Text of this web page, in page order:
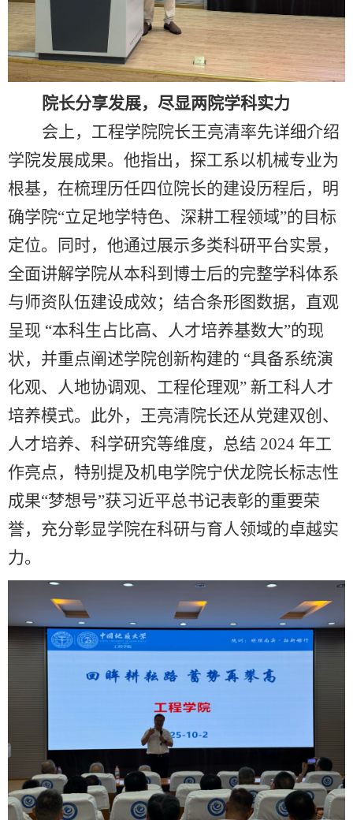
院长分享发展，尽显两院学科实力
会上，工程学院院长王亮清率先详细介绍
学院发展成果。他指出，探工系以机械专业为
根基，在梳理历任四位院长的建设历程后，明
确学院“立足地学特色、深耕工程领域”的目标
定位。同时，他通过展示多类科研平台实景，
全面讲解学院从本科到博士后的完整学科体系
与师资队伍建设成效；结合条形图数据，直观
呈现 “本科生占比高、人才培养基数大”的现
状，并重点阐述学院创新构建的 “具备系统演
化观、人地协调观、工程伦理观” 新工科人才
培养模式。此外，王亮清院长还从党建双创、
人才培养、科学研究等维度，总结 2024 年工
作亮点，特别提及机电学院宁伏龙院长标志性
成果“梦想号”获习近平总书记表彰的重要荣
誉，充分彰显学院在科研与育人领域的卓越实
力。